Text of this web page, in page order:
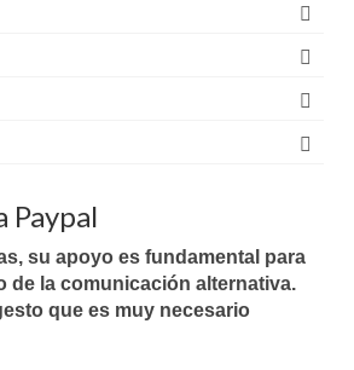
Paypal
su apoyo es fundamental para
de la comunicación alternativa.
que es muy necesario